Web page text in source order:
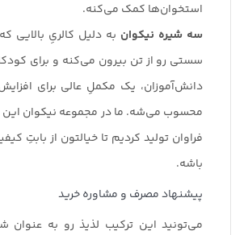
استخوان‌ها کمک می‌کنه.
سه شیره نیکوان به دلیل کالریِ بالایی
سستی رو از تن بیرون می‌کنه و برای
دانش‌آموزان، یک مکملِ عالی برای
محسوب می‌شه. ما در مجموعه نیکوان این
فراوان تولید کردیم تا خیالتون از بابتِ
باشه.
پیشنهاد مصرف و مشاوره خرید
می‌تونید این ترکیب لذیذ رو به عنوان